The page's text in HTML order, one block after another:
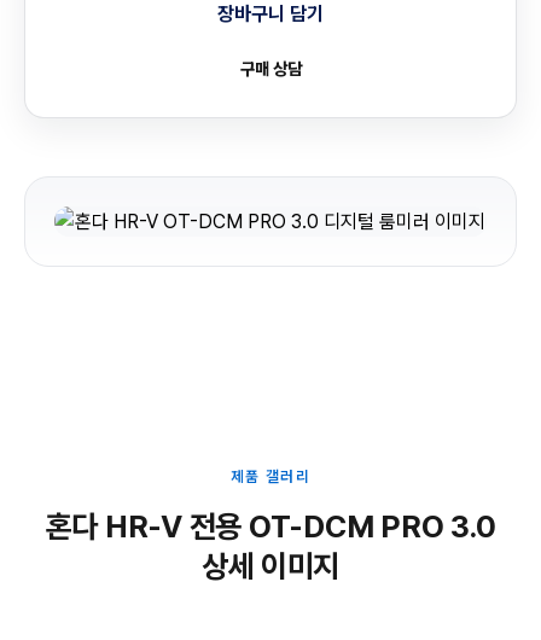
장바구니 담기
구매 상담
제품 갤러리
혼다 HR-V 전용 OT-DCM PRO 3.0
상세 이미지